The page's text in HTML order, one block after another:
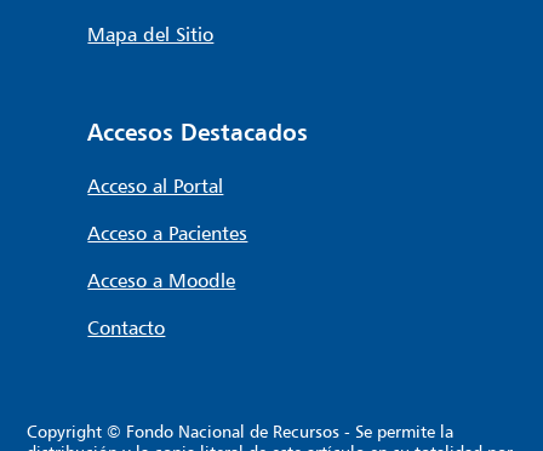
Mapa del Sitio
Accesos Destacados
Acceso al Portal
Acceso a Pacientes
Acceso a Moodle
Contacto
Copyright © Fondo Nacional de Recursos - Se permite la